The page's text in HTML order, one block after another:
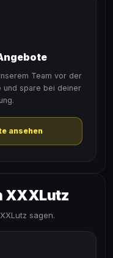
Team vor der
und spare bei deiner
ansehen
XXXLutz
sagen.